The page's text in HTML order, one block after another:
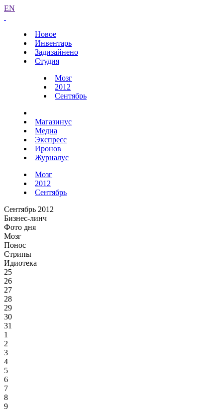
EN
Новое
Инвентарь
Задизайнено
Студия
Мозг
2012
Сентябрь
Магазинус
Медиа
Экспресс
Иронов
Журналус
Мозг
2012
Сентябрь
Сентябрь 2012
Бизнес-линч
Фото дня
Мозг
Понос
Стрипы
Идиотека
25
26
27
28
29
30
31
1
2
3
4
5
6
7
8
9